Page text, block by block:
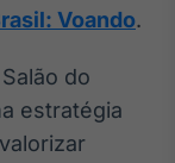
Voando.
do
estratégia